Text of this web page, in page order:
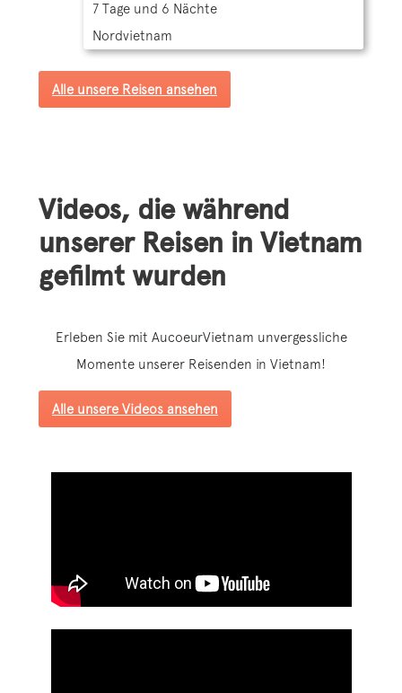
7 Tage und 6 Nächte
Nordvietnam
Alle unsere Reisen ansehen
Videos, die während
unserer Reisen in Vietnam
gefilmt wurden
Erleben Sie mit AucoeurVietnam unvergessliche
Momente unserer Reisenden in Vietnam!
Alle unsere Videos ansehen